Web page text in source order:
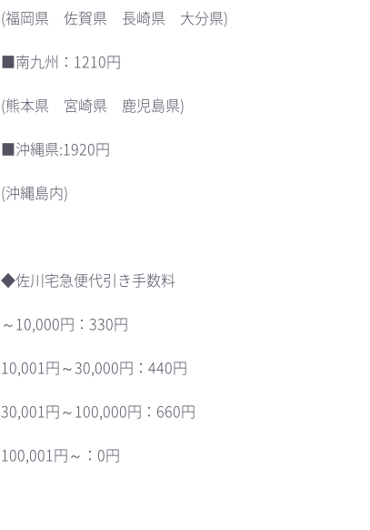
(福岡県 佐賀県 長崎県 大分県)
■南九州：1210円
(熊本県 宮崎県 鹿児島県)
■沖縄県:1920円
(沖縄島内)
◆佐川宅急便代引き手数料
～10,000円：330円
10,001円～30,000円：440円
30,001円～100,000円：660円
100,001円～：0円